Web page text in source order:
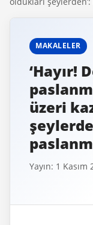
MAKALELER
‘Hayır!
üzeri
Yayın: 1 Kasım